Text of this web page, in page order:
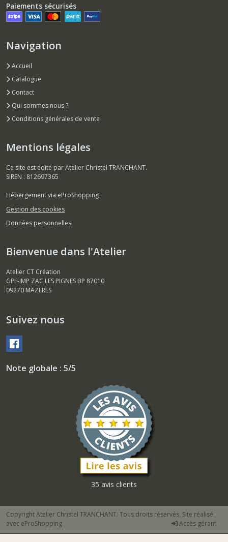
Paiements sécurisés
Navigation
Accueil
Catalogue
Contact
Qui sommes nous ?
Conditions générales de vente
Mentions légales
Ce site est édité par Atelier Christel TRANCHANT.
SIREN : 812697365
Hébergement via eProShopping
Gestion des cookies
Données personnelles
Bienvenue dans l'Atelier
Atelier CT Création
GPF-IMP ZAC LES PIGNES BP 87010
09270 MAZERES
Suivez nous
Note globale : 5/5
35 avis clients
Copyright Atelier Christel TRANCHANT. Tous droits réservés. Site réalisé
avec eProShopping Accès gérant